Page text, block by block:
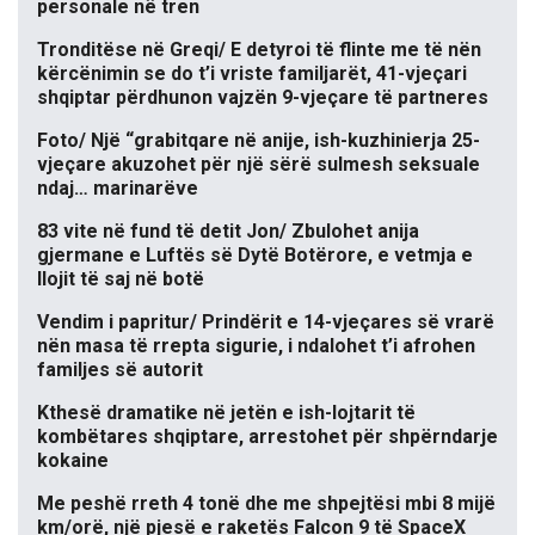
personale në tren
Tronditëse në Greqi/ E detyroi të flinte me të nën
kërcënimin se do t’i vriste familjarët, 41-vjeçari
shqiptar përdhunon vajzën 9-vjeçare të partneres
Foto/ Një “grabitqare në anije, ish-kuzhinierja 25-
vjeçare akuzohet për një sërë sulmesh seksuale
ndaj… marinarëve
83 vite në fund të detit Jon/ Zbulohet anija
gjermane e Luftës së Dytë Botërore, e vetmja e
llojit të saj në botë
Vendim i papritur/ Prindërit e 14-vjeçares së vrarë
nën masa të rrepta sigurie, i ndalohet t’i afrohen
familjes së autorit
Kthesë dramatike në jetën e ish-lojtarit të
kombëtares shqiptare, arrestohet për shpërndarje
kokaine
Me peshë rreth 4 tonë dhe me shpejtësi mbi 8 mijë
km/orë, një pjesë e raketës Falcon 9 të SpaceX